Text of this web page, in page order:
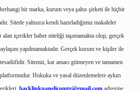
bir marka, kurum veya şahıs şirketi ile hiçbir
Sitede yalnızca kendi hazırladığımız makaleler
alan içerikler haber niteliği taşımamakta olup, gerçek
yapılmamaktadır. Gerçek kurum ve kişiler ile
Sitemiz, kar amacı gütmeyen ve tamamen
Hukuka ve yasal düzenlemelere aykırı
backlinkpanelicomtr@gmail.comadresine